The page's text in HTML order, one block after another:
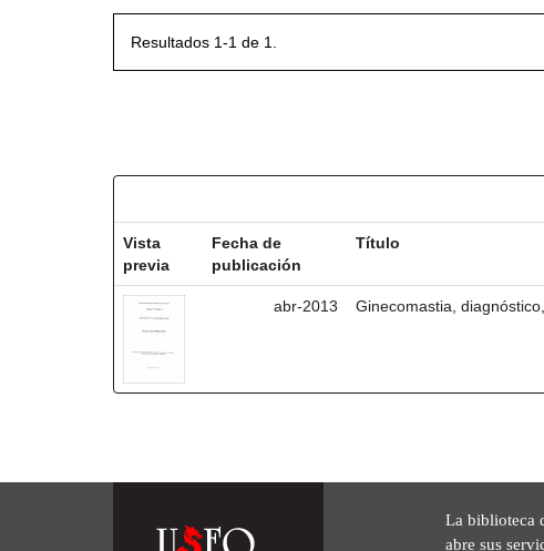
Resultados 1-1 de 1.
Vista
previa
Fecha de
publicación
Título
abr-2013 Ginecomastia,
La biblioteca
abre sus